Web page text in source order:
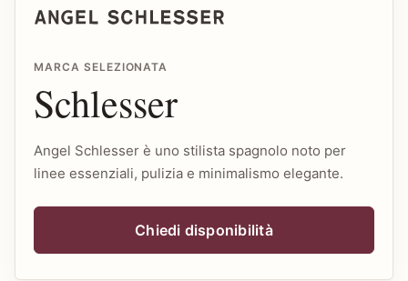
MARCA SELEZIONATA
Schlesser
Angel Schlesser è uno stilista spagnolo noto per
linee essenziali, pulizia e minimalismo elegante.
Chiedi disponibilità